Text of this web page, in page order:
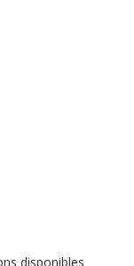
disponibles